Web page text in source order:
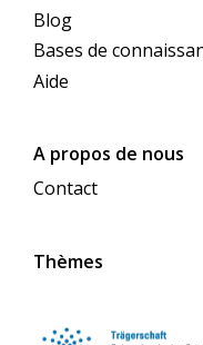
Blog
Bases de
Aide
A propos de nous
Contact
Thèmes